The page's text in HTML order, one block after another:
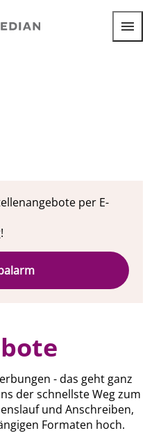
per E-
- das geht ganz
der schnellste Weg zum
und Anschreiben,
Formaten hoch.